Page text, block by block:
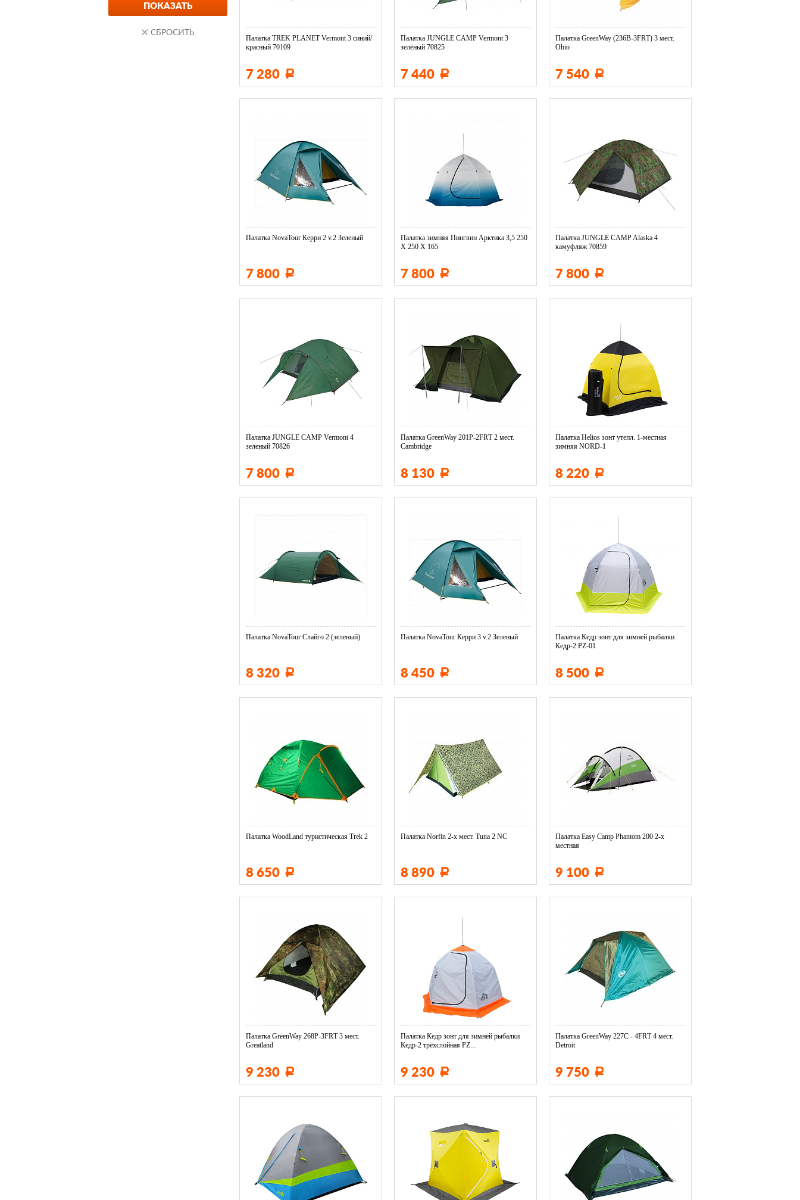
Палатка TREK PLANET Vermont 3 синий/
красный 70109
7 280 Р
Палатка JUNGLE CAMP Vermont 3
зелёный 70825
7 440 Р
Палатка GreenWay (236В-3FRТ) 3 мест.
Ohio
7 540 Р
Палатка NovaTour Керри 2 v.2 Зеленый
7 800 Р
Палатка зимняя Пингвин Арктика 3,5 250
Х 250 Х 165
7 800 Р
Палатка JUNGLE CAMP Alaska 4
камуфляж 70859
7 800 Р
Палатка JUNGLE CAMP Vermont 4
зеленый 70826
7 800 Р
Палатка GreenWay 201P-2FRТ 2 мест.
Сambridge
8 130 Р
Палатка Helios зонт утепл. 1-местная
зимняя NORD-1
8 220 Р
Палатка NovaTour Слайго 2 (зеленый)
8 320 Р
Палатка NovaTour Керри 3 v.2 Зеленый
8 450 Р
Палатка Кедр зонт для зимней рыбалки
Кедр-2 PZ-01
8 500 Р
Палатка WoodLand туристическая Trek 2
8 650 Р
Палатка Norfin 2-х мест. Tuna 2 NC
8 890 Р
Палатка Easy Camp Phantom 200 2-х
местная
9 100 Р
Палатка GreenWay 268Р-3FRТ 3 мест.
Greatland
9 230 Р
Палатка Кедр зонт для зимней рыбалки
Кедр-2 трёхслойная PZ...
9 230 Р
Палатка GreenWay 227С - 4FRТ 4 мест.
Detroit
9 750 Р